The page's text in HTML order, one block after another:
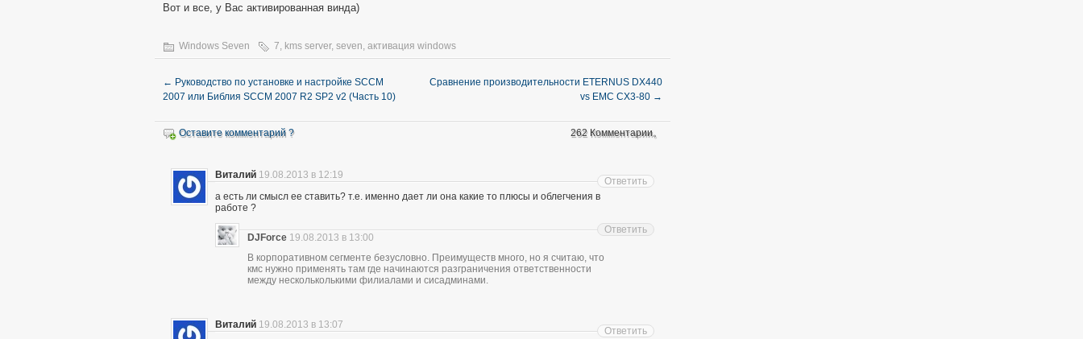
Вот и все, у Вас активированная винда)
Windows Seven 7 kms server, seven активация windows
← Руководство по установке и настройке SCCM
2007 или Библия SCCM 2007 R2 SP2 v2 (Часть 10)
Сравнение производительности ETERNUS DX440
vs EMC CX3-80 →
Оставите комментарий ? 262 Комментарии。
Виталий 19.08.2013 в 12:19
а есть ли смысл ее ставить? т.е. именно дает ли она какие то плюсы и облегчения в
работе ?
Ответить
DJForce 19.08.2013 в 13:00
В корпоративном сегменте безусловно. Преимуществ много, но я считаю, что
кмс нужно применять там где начинаются разграничения ответственности
между нескольколькими филиалами и сисадминами.
Ответить
Виталий 19.08.2013 в 13:07
Ответить